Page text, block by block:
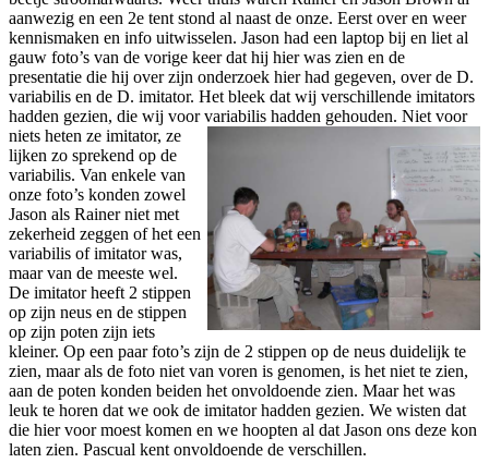
aanwezig en een 2e tent stond al naast de onze. Eerst over en weer
kennismaken en info uitwisselen. Jason had een laptop bij en liet al
gauw foto’s van de vorige keer dat hij hier was zien en de
presentatie die hij over zijn onderzoek hier had gegeven, over de D.
variabilis en de D. imitator. Het bleek dat wij verschillende imitators
hadden gezien, die wij voor variabilis hadden gehouden. Niet voor
niets heten ze imitator, ze
lijken zo sprekend op de
variabilis. Van enkele van
onze foto’s konden zowel
Jason als Rainer niet met
zekerheid zeggen of het een
variabilis of imitator was,
maar van de meeste wel.
De imitator heeft 2 stippen
op zijn neus en de stippen
op zijn poten zijn iets
kleiner. Op een paar foto’s zijn de 2 stippen op de neus duidelijk te
zien, maar als de foto niet van voren is genomen, is het niet te zien,
aan de poten konden beiden het onvoldoende zien. Maar het was
leuk te horen dat we ook de imitator hadden gezien. We wisten dat
die hier voor moest komen en we hoopten al dat Jason ons deze kon
laten zien. Pascual kent onvoldoende de verschillen.